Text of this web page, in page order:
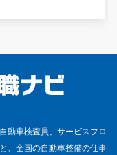
動車検査員、サービスフロ
、全国の自動車整備の仕事